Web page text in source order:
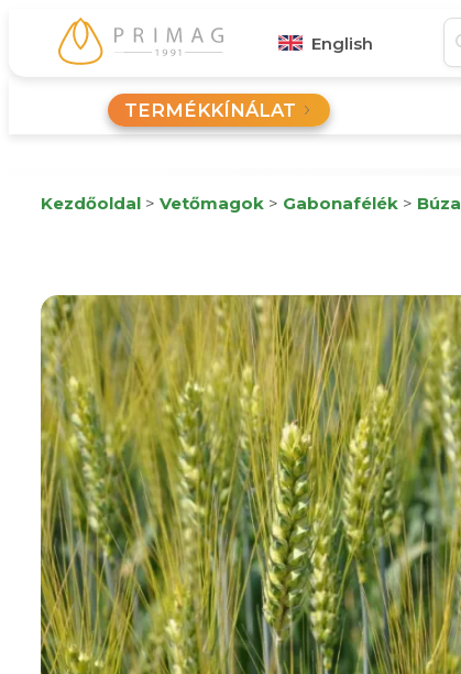
English
TERMÉKKÍNÁLAT
Kezdőoldal > Vetőmagok > Gabonafélék > Búza